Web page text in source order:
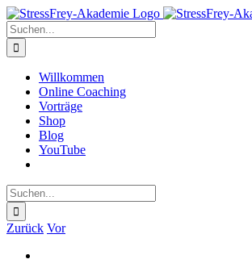
Zum
Inhalt
springen
Suche
nach:
Willkommen
Online Coaching
Vorträge
Shop
Blog
YouTube
Suche
nach:
Zurück Vor